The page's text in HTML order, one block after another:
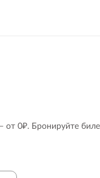
0₽. Бронируйте